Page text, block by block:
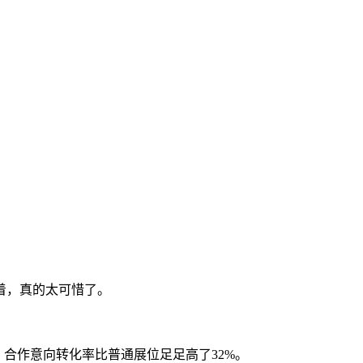
真的太可惜了。
作意向转化率比普通展位足足高了32%。